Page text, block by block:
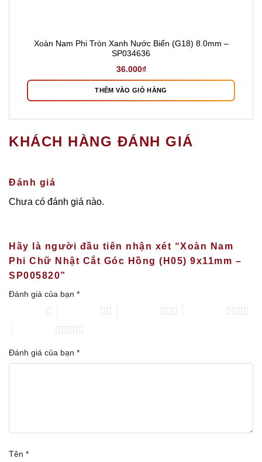
Xoàn Nam Phi Tròn Xanh Nước Biển (G18) 8.0mm –
SP034636
36.000₫
THÊM VÀO GIỎ HÀNG
KHÁCH HÀNG ĐÁNH GIÁ
Đánh giá
Chưa có đánh giá nào.
Hãy là người đầu tiên nhận xét “Xoàn Nam
Phi Chữ Nhật Cắt Góc Hồng (H05) 9x11mm –
SP005820”
Đánh giá của bạn *
Đánh giá của bạn *
Tên *